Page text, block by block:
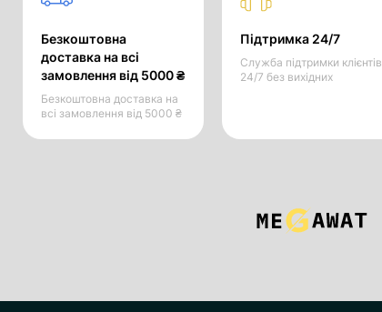
Безкоштовна
доставка на всі
замовлення від 5000 ₴
Безкоштовна доставка на
всі замовлення від 5000 ₴
Підтримка 24/7
Служба підтримки клієнтів
24/7 без вихідних